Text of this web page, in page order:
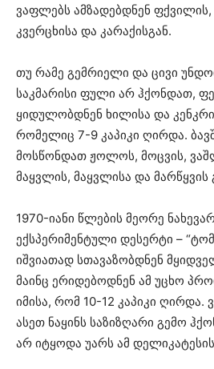
ვაფლებს ამზადებდნენ ფქვილის,
კვერცხისა და კარაქისგან.
თუ რამე გემრიელი და ცივი
საკმარისი ფული არ ჰქონდათ,
ყიდულობდნენ ხილისა და
რომელიც 7-9 კაპიკი ღირდა.
მოსწონდათ ჟოლოს, მოცვის,
მაყვლის, მაყვლისა და მარწყვის
1970-იანი წლების მეორე
ექსპერიმენტული დესერტი –
იშვიათად სთავაზობდნენ
მაინც ერიდებოდნენ ამ უცხო
იმისა, რომ 10-12 კაპიკი ღირდა.
ასეთ ნაყინს საზიზღარი გემო
არ იტყოდა უარს ამ დელიკატესის